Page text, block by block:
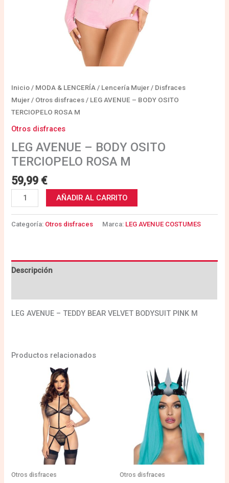
Inicio / MODA & LENCERÍA / Lencería Mujer / Disfraces
Mujer / Otros disfraces / LEG AVENUE – BODY OSITO
TERCIOPELO ROSA M
Otros disfraces
LEG AVENUE – BODY OSITO
TERCIOPELO ROSA M
59,99 €
AÑADIR AL CARRITO
Categoría: Otros disfraces Marca: LEG AVENUE COSTUMES
Descripción
LEG AVENUE – TEDDY BEAR VELVET BODYSUIT PINK M
Productos relacionados
Otros disfraces Otros disfraces